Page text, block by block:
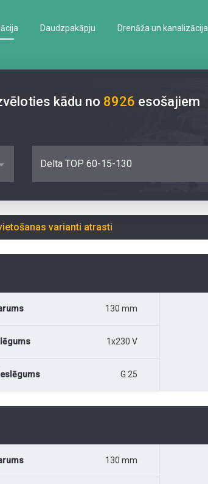
Daudzpakāpju Drenāža un kanalizācija
kādu no 8926 esošajiem
Delta TOP 60-15-130
varianti atrasti
130 mm
1x230 V
G 25
130 mm